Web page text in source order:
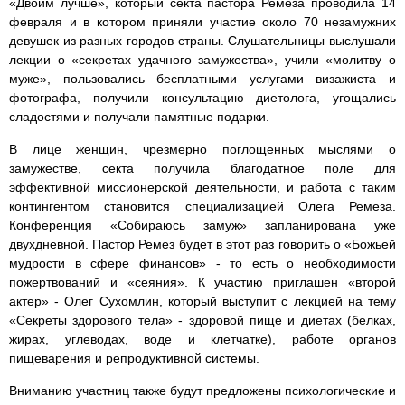
февраля и в котором приняли участие около 70 незамужних
девушек из разных городов страны. Слушательницы выслушали
лекции о «секретах удачного замужества», учили «молитву о
муже», пользовались бесплатными услугами визажиста и
фотографа, получили консультацию диетолога, угощались
сладостями и получали памятные подарки.
В лице женщин, чрезмерно поглощенных мыслями о
замужестве, секта получила благодатное поле для
эффективной миссионерской деятельности, и работа с таким
контингентом становится специализацией Олега Ремеза.
Конференция «Собираюсь замуж» запланирована уже
двухдневной. Пастор Ремез будет в этот раз говорить о «Божьей
мудрости в сфере финансов» - то есть о необходимости
пожертвований и «сеяния». К участию приглашен «второй
актер» - Олег Сухомлин, который выступит с лекцией на тему
«Секреты здорового тела» - здоровой пище и диетах (белках,
жирах, углеводах, воде и клетчатке), работе органов
пищеварения и репродуктивной системы.
Вниманию участниц также будут предложены психологические и